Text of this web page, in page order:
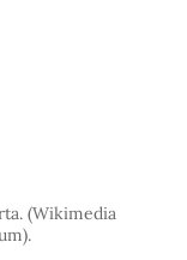
(Wikimedia